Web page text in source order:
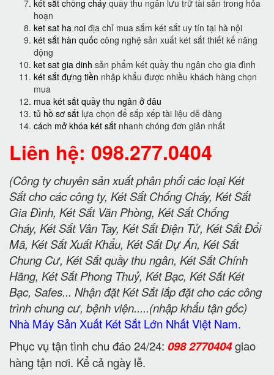
két sắt chống cháy quầy thu ngân lưu trữ tài sản trong hỏa
hoạn
ket sat ha noi địa chỉ mua sắm két sắt uy tín tại hà nội
két sắt hàn quốc công nghệ sản xuất két sắt thiết kế năng
động
ket sat gia dinh sản phẩm két quầy thu ngân cho gia đình
két sắt đựng tiền nhập khẩu được nhiều khách hàng chọn
mua
mua két sắt quầy thu ngân ở đâu
tủ hồ sơ sắt lựa chọn để sắp xếp tài liệu dễ dàng
cách mở khóa két sắt nhanh chóng đơn giản nhất
Liên hệ: 098.277.0404
(Công ty chuyên sản xuất phân phối các loại Két
Sắt cho các công ty, Két Sắt Chống Cháy, Két Sắt
Gia Đình, Két Sắt Văn Phòng, Két Sắt Chống
Cháy, Két Sắt Vân Tay, Két Sắt Điện Tử, Két Sắt Đổi
Mã, Két Sắt Xuất Khẩu, Két Sắt Dự Án, Két Sắt
Chung Cư, Két Sắt quầy thu ngân, Két Sắt Chính
Hãng, Két Sắt Phong Thuỷ, Két Bạc, Két Sắt Két
Bạc, Safes... Nhận đặt Két Sắt lắp đặt cho các công
trình chung cư, bệnh viện.....(nhập khẩu tận gốc)
Nhà Máy Sản Xuất Két Sắt Lớn Nhất Việt Nam.
Phục vụ tận tình chu đáo 24/24: 098 2770404giao
hàng tận nơi. Kể cả ngày lễ.